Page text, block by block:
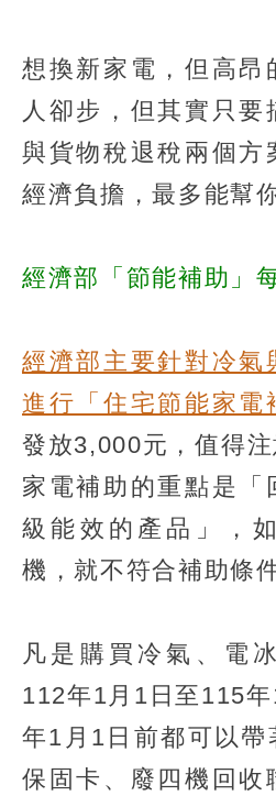
想換新家電，但高昂
人卻步，但其實只要
與貨物稅退稅兩個方
經濟負擔，最多能幫
經濟部「節能補助」
經濟部主要針對冷氣
進行「住宅節能家電
發放3,000元，值得
家電補助的重點是「
級能效的產品」，
機，就不符合補助條件
凡是購買冷氣、電
112年1月1日至115
年1月1日前都可以帶
保固卡、廢四機回收